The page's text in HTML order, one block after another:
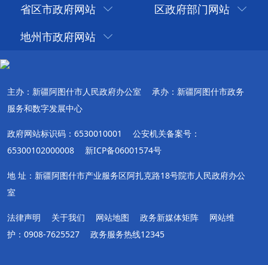
省区市政府网站
区政府部门网站
地州市政府网站
主办：新疆阿图什市人民政府办公室
承办：新疆阿图什市政务
服务和数字发展中心
政府网站标识码：6530010001
公安机关备案号：
65300102000008
新ICP备06001574号
地 址：新疆阿图什市产业服务区阿扎克路18号院市人民政府办公
室
法律声明 关于我们 网站地图 政务新媒体矩阵
网站维
护：0908-7625527
政务服务热线12345